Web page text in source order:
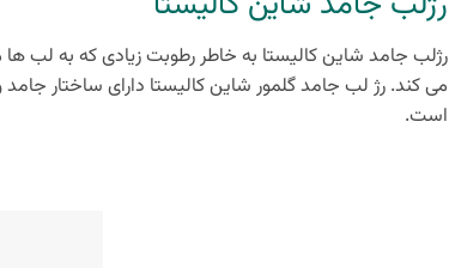
رژلب جامد شاین کالیستا به خاطر رطوبت زیادی که به لب‌ ها
است.